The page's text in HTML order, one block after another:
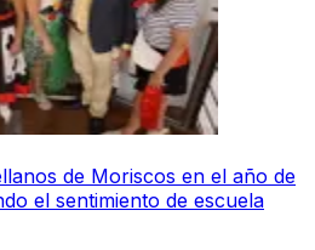
de Moriscos en el año de
el sentimiento de escuela